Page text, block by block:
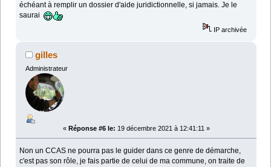
échéant à remplir un dossier d'aide juridictionnelle, si jamais. Je le
saurai
IP archivée
gilles
Administrateur
« Réponse #6 le: 19 décembre 2021 à 12:41:11 »
Non un CCAS ne pourra pas le guider dans ce genre de démarche,
c'est pas son rôle, je fais partie de celui de ma commune, on traite de